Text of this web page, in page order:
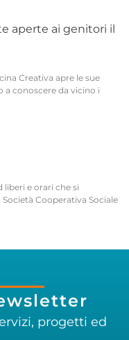
aperte ai genitori il
Creativa apre le sue
a conoscere da vicino i
liberi e orari che si
Cooperativa Sociale
progetti ed